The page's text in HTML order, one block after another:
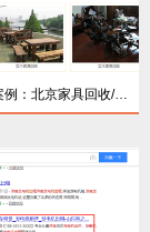
涿州网站建设案例：北京家具回收/红木家居回
详情